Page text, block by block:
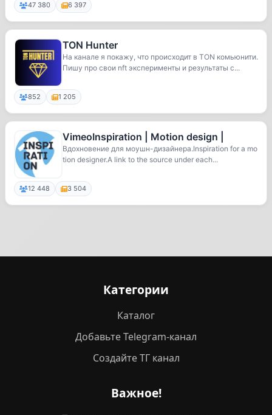
47 380 6 397
TON Hunter
На канале я покажу, что происходит в TON комьюнити.
Пишу про свои nft эксперименты и результаты с...
852 1 205
VimeoInspiration | Motion design |
Вдохновение для моушн-дизайнера.Inspiration for a mo
tion designer.A link to the source under each...
12 448 3 504
Категории
Каталог
Добавьте Telegram-канал
Создайте ТГ канал
Важное!